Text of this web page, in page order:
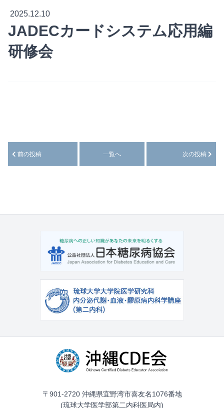
2025.12.10
JADECカードシステム応用編
研修会
前の投稿 一覧へ 次の投稿
〒901-2720 沖縄県宜野湾市喜友名1076番地
(琉球大学医学部第二内科医局内)